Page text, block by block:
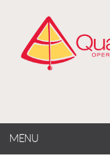
MENU